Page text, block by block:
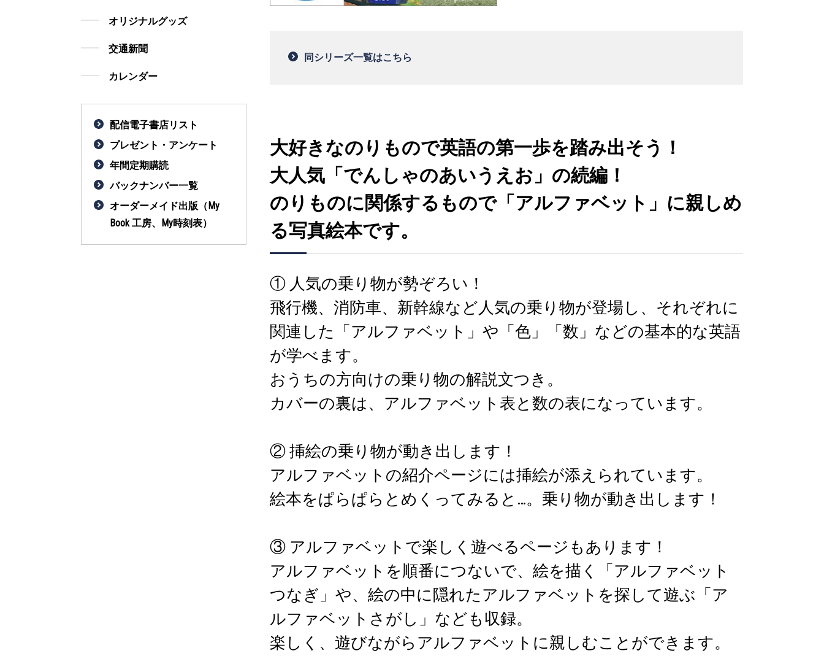
オリジナルグッズ
交通新聞
カレンダー
配信電子書店リスト
プレゼント・アンケート
年間定期購読
バックナンバー一覧
オーダーメイド出版（My
Book 工房、My時刻表）
同シリーズ一覧はこちら
大好きなのりもので英語の第一歩を踏み出そう！
大人気「でんしゃのあいうえお」の続編！
のりものに関係するもので「アルファベット」に親しめ
る写真絵本です。
① 人気の乗り物が勢ぞろい！
飛行機、消防車、新幹線など人気の乗り物が登場し、それぞれに
関連した「アルファベット」や「色」「数」などの基本的な英語
が学べます。
おうちの方向けの乗り物の解説文つき。
カバーの裏は、アルファベット表と数の表になっています。
② 挿絵の乗り物が動き出します！
アルファベットの紹介ページには挿絵が添えられています。
絵本をぱらぱらとめくってみると…。乗り物が動き出します！
③ アルファベットで楽しく遊べるページもあります！
アルファベットを順番につないで、絵を描く「アルファベット
つなぎ」や、絵の中に隠れたアルファベットを探して遊ぶ「ア
ルファベットさがし」なども収録。
楽しく、遊びながらアルファベットに親しむことができます。